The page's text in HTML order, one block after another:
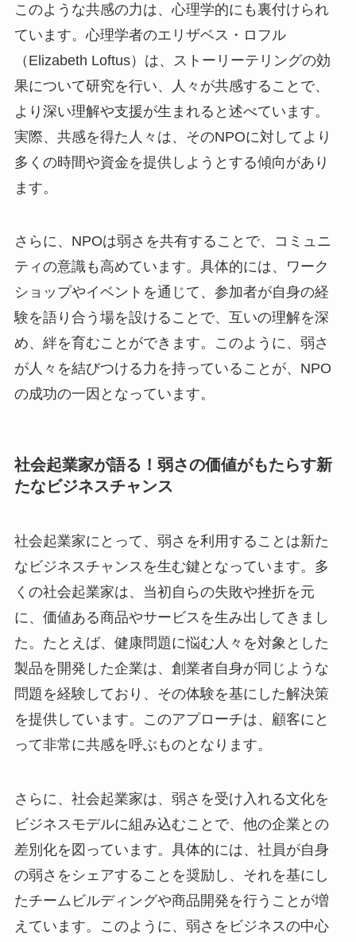
このような共感の力は、心理学的にも裏付けられ
ています。心理学者のエリザベス・ロフル
（Elizabeth Loftus）は、ストーリーテリングの効
果について研究を行い、人々が共感することで、
より深い理解や支援が生まれると述べています。
実際、共感を得た人々は、そのNPOに対してより
多くの時間や資金を提供しようとする傾向があり
ます。
さらに、NPOは弱さを共有することで、コミュニ
ティの意識も高めています。具体的には、ワーク
ショップやイベントを通じて、参加者が自身の経
験を語り合う場を設けることで、互いの理解を深
め、絆を育むことができます。このように、弱さ
が人々を結びつける力を持っていることが、NPO
の成功の一因となっています。
社会起業家が語る！弱さの価値がもたらす新
たなビジネスチャンス
社会起業家にとって、弱さを利用することは新た
なビジネスチャンスを生む鍵となっています。多
くの社会起業家は、当初自らの失敗や挫折を元
に、価値ある商品やサービスを生み出してきまし
た。たとえば、健康問題に悩む人々を対象とした
製品を開発した企業は、創業者自身が同じような
問題を経験しており、その体験を基にした解決策
を提供しています。このアプローチは、顧客にと
って非常に共感を呼ぶものとなります。
さらに、社会起業家は、弱さを受け入れる文化を
ビジネスモデルに組み込むことで、他の企業との
差別化を図っています。具体的には、社員が自身
の弱さをシェアすることを奨励し、それを基にし
たチームビルディングや商品開発を行うことが増
えています。このように、弱さをビジネスの中心